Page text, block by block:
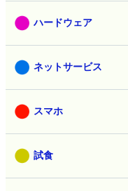
ハードウェア
ネットサービス
スマホ
試食